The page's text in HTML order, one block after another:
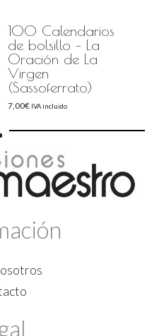
100 Calendarios
de bolsillo – La
Oración de La
Virgen
(Sassoferrato)
7,00€ IVA incluido